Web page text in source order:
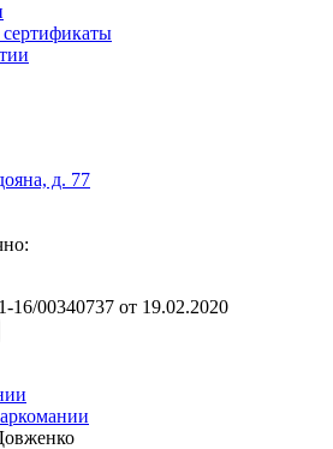
д. 77
00340737 от 19.02.2020